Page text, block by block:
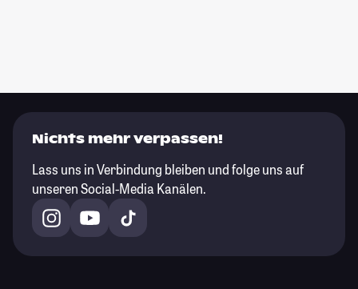
Nichts mehr verpassen!
Lass uns in Verbindung bleiben und folge uns auf
unseren Social-Media Kanälen.